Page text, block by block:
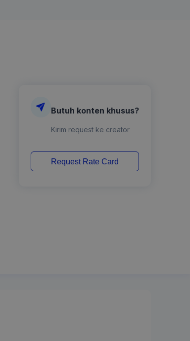
Butuh konten khusus?
Kirim request ke creator
Request Rate Card